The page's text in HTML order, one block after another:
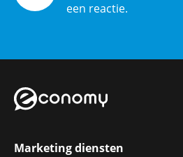
een reactie.
Marketing diensten